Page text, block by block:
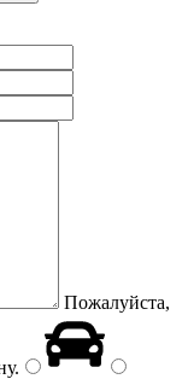
Пожалуйста,
.